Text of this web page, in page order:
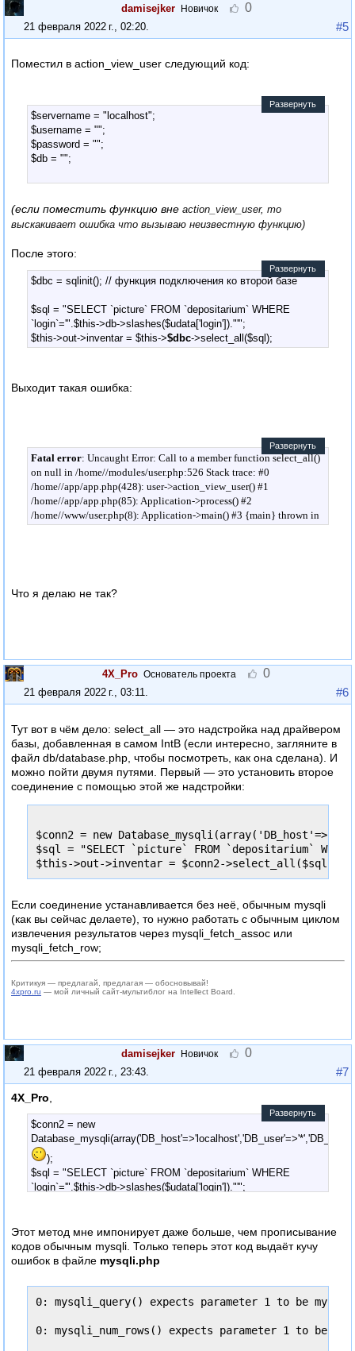
damisejker Новичок 0
21 февраля 2022 г., 02:20 #5
Поместил в action_view_user следующий код:
Развернуть
$servername = "localhost";
$username = "";
$password = "";
$db = "";
or die("Connect failed: %s\n". $conn -> error);
}
(если поместить функцию вне action_view_user, то
выскакивает ошибка что вызываю неизвестную функцию)
После этого:
Развернуть
$dbc = sqlinit(); // функция подключения ко второй базе
$sql = "SELECT `picture` FROM `depositarium` WHERE
`login`='".$this->db->slashes($udata['login'])."'";
$this->out->inventar = $this->$dbc->select_all($sql);
}
Выходит такая ошибка:
Развернуть
Fatal error: Uncaught Error: Call to a member function select_all()
on null in /home//modules/user.php:526 Stack trace: #0
/home//app/app.php(428): user->action_view_user() #1
/home//app/app.php(85): Application->process() #2
/home//www/user.php(8): Application->main() #3 {main} thrown in
Что я делаю не так?
4X_Pro Основатель проекта 0
21 февраля 2022 г., 03:11. #6
Тут вот в чём дело: select_all — это надстройка над драйвером
базы, добавленная в самом IntB (если интересно, загляните в
файл db/database.php, чтобы посмотреть, как она сделана). И
можно пойти двумя путями. Первый — это установить второе
соединение с помощью этой же надстройки:
$conn2 = new
$sql = "SELECT `picture` FROM `depositarium`
Если соединение устанавливается без неё, обычным mysqli
(как вы сейчас делаете), то нужно работать с обычным циклом
извлечения результатов через mysqli_fetch_assoc или
mysqli_fetch_row;
Критикуя — предлагай, предлагая — обосновывай!
4xpro.ru — мой личный сайт-мультиблог на Intellect Board.
damisejker Новичок 0
21 февраля 2022 г., 23:43 #7
4X_Pro
Развернуть
$conn2 = new
);
$sql = "SELECT `picture` FROM `depositarium` WHERE
`login`='".$this->db->slashes($udata['login'])."'";
$this->out->picture = 0;
for ($i=0, $count=count($this->out->inventar); $i<$count; $i++) {
$this->out->picture+=$this->out->inventar[$i]['picture'];
Этот метод мне импонирует даже больше, чем прописывание
кодов обычным mysqli. Только теперь этот код выдаёт кучу
ошибок в файле mysqli.php
0: mysqli_query() expects parameter 1 to be
0: mysqli_num_rows() expects parameter 1 to be